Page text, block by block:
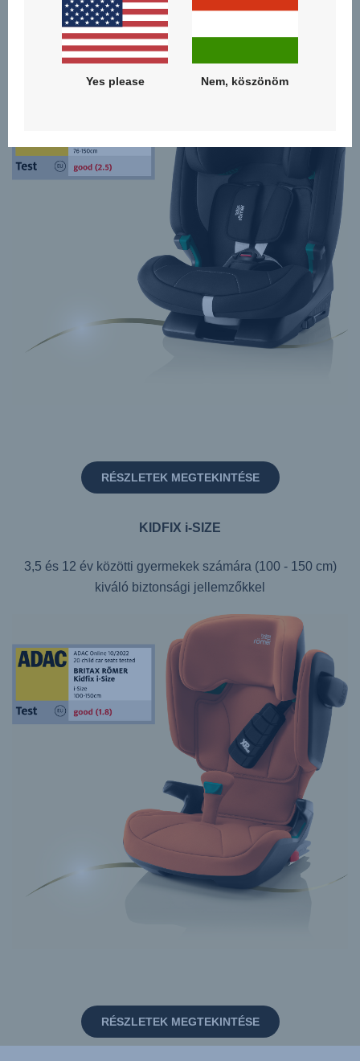
Átalakítható gyerekülés, amely 15 hónapos kortól 12 éves
korig együtt nő gyermekével.
RÉSZLETEK MEGTEKINTÉSE
KIDFIX i-SIZE
3,5 és 12 év közötti gyermekek számára (100 - 150 cm)
kiváló biztonsági jellemzőkkel
RÉSZLETEK MEGTEKINTÉSE
Yes please Nem, köszönöm